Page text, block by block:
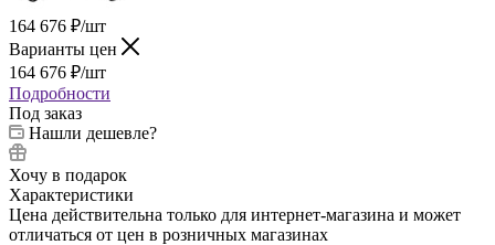
164 676 ₽/шт
Варианты цен
164 676 ₽/шт
Подробности
Под заказ
Нашли дешевле?
Хочу в подарок
Характеристики
Цена действительна только для интернет-магазина и может
отличаться от цен в розничных магазинах